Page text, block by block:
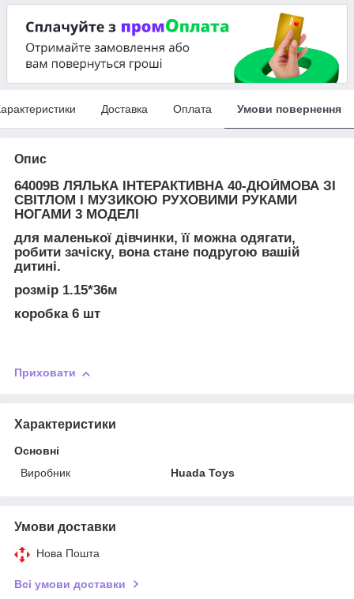
Доставка Оплата Умови повернення
Опис
64009B ЛЯЛЬКА ІНТЕРАКТИВНА 40-ДЮЙМОВА ЗІ
СВІТЛОМ І МУЗИКОЮ РУХОВИМИ РУКАМИ
НОГАМИ 3 МОДЕЛІ
для маленької дівчинки, її можна одягати,
робити зачіску, вона стане подругою вашій
дитині.
розмір 1.15*36м
коробка 6 шт
Приховати
Характеристики
Основні
Виробник
Huada Toys
Умови доставки
Нова Пошта
Всі умови доставки